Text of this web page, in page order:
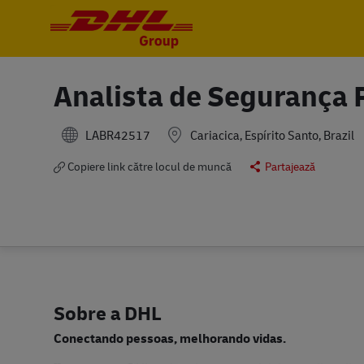
Analista de Segurança
LABR42517 Cariacica, Espírito Santo, Brazil
Copiere link către locul de muncă
Partajează
Sobre a DHL
Conectando pessoas, melhorando vidas.